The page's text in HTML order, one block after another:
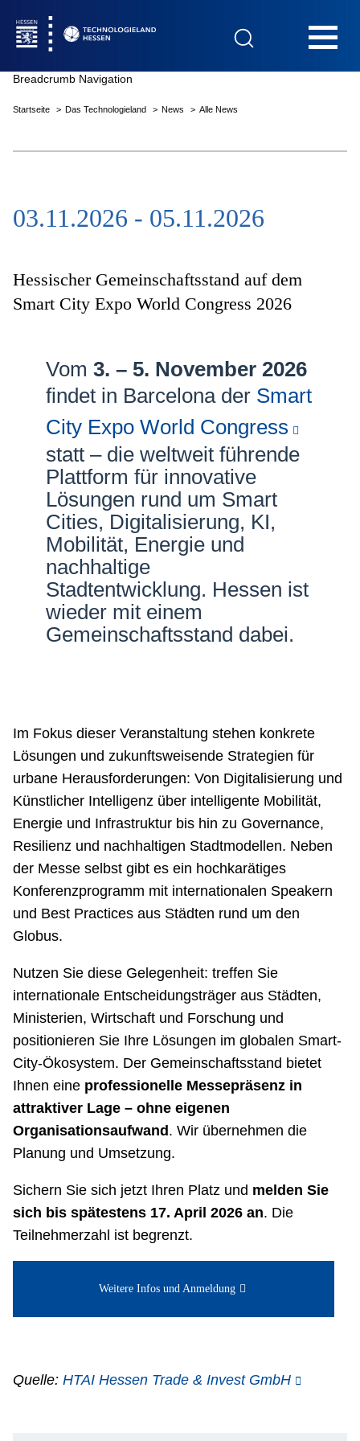
Das Technologieland
Innovationsfelder
Netzwerke
Breadcrumb Navigation
Startseite Das Technologieland News Alle News
03.11.2026 - 05.11.2026
Hessischer Gemeinschaftsstand auf dem
Smart City Expo World Congress 2026
Vom3. – 5. November 2026
findet in Barcelona der Smart
City Expo World Congress
statt – die weltweit führende
Plattform für innovative
Lösungen rund um Smart
Cities, Digitalisierung, KI,
Mobilität, Energie und
nachhaltige
Stadtentwicklung. Hessen ist
wieder mit einem
Gemeinschaftsstand dabei.
Im Fokus dieser Veranstaltung stehen konkrete
Lösungen und zukunftsweisende Strategien für
urbane Herausforderungen: Von Digitalisierung und
Künstlicher Intelligenz über intelligente Mobilität,
Energie und Infrastruktur bis hin zu Governance,
Resilienz und nachhaltigen Stadtmodellen. Neben
der Messe selbst gibt es ein hochkarätiges
Konferenzprogramm mit internationalen Speakern
und Best Practices aus Städten rund um den
Globus.
Nutzen Sie diese Gelegenheit: treffen Sie
internationale Entscheidungsträger aus Städten,
Ministerien, Wirtschaft und Forschung und
positionieren Sie Ihre Lösungen im globalen Smart-
City-Ökosystem. Der Gemeinschaftsstand bietet
Ihnen eine professionelle Messepräsenz in
attraktiver Lage – ohne eigenen
Organisationsaufwand . Wir übernehmen die
Planung und Umsetzung.
Sichern Sie sich jetzt Ihren Platz und melden Sie
sich bis spätestens 17. April 2026 an. Die
Teilnehmerzahl ist begrenzt.
Weitere Infos und Anmeldung
Quelle: HTAI Hessen Trade & Invest GmbH